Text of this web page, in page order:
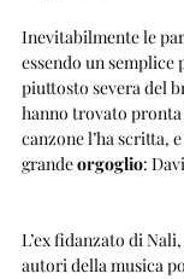
Inevitabilmente le
essendo un semplice
piuttosto severa del
hanno trovato
canzone l’ha scritta,
grande orgoglio:
L’ex fidanzato di
autori della musica